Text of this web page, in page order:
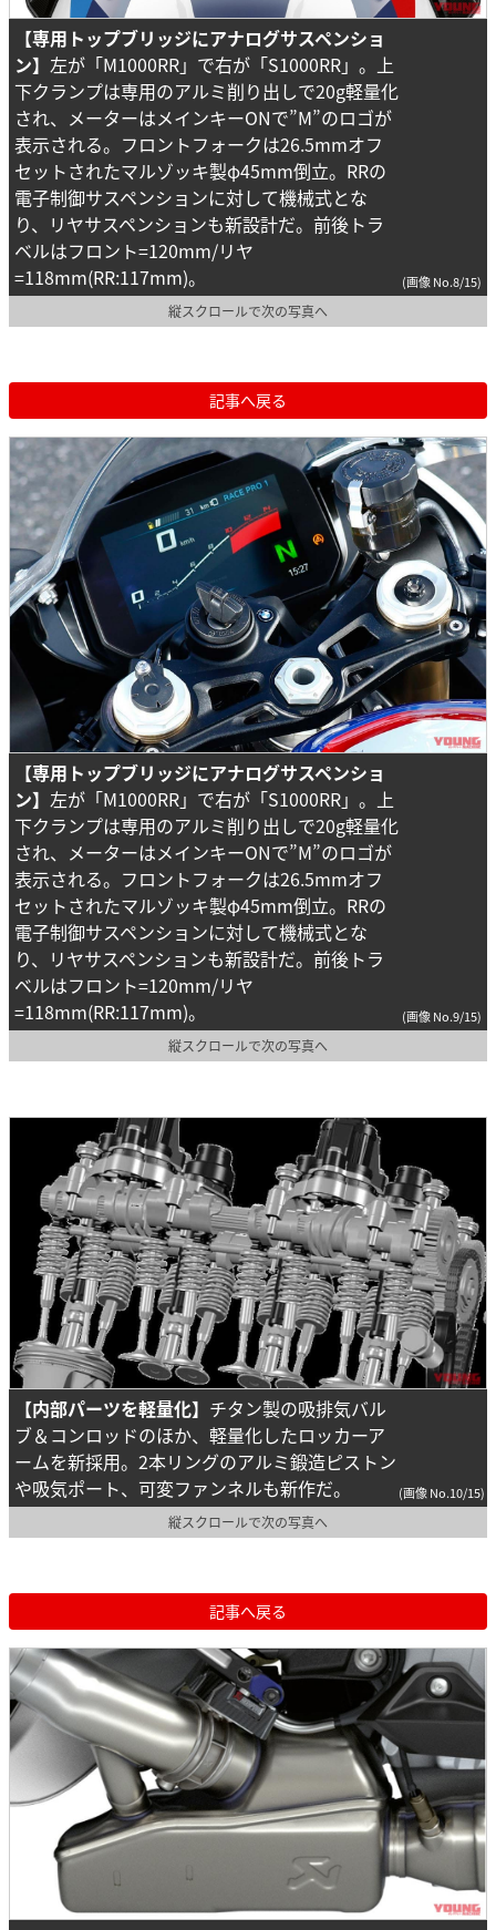
【専用トップブリッジにアナログサスペンショ
ン】 左が「M1000RR」で右が「S1000RR」。上
下クランプは専用のアルミ削り出しで20g軽量化
され、メーターはメインキーONで”M”のロゴが
表示される。フロントフォークは26.5mmオフ
セットされたマルゾッキ製φ45mm倒立。RRの
電子制御サスペンションに対して機械式とな
り、リヤサスペンションも新設計だ。前後トラ
ベルはフロント=120mm/リヤ
=118mm(RR:117mm)。
(画像 No.8/15)
縦スクロールで次の写真へ
記事へ戻る
【専用トップブリッジにアナログサスペンショ
ン】 左が「M1000RR」で右が「S1000RR」。上
下クランプは専用のアルミ削り出しで20g軽量化
され、メーターはメインキーONで”M”のロゴが
表示される。フロントフォークは26.5mmオフ
セットされたマルゾッキ製φ45mm倒立。RRの
電子制御サスペンションに対して機械式とな
り、リヤサスペンションも新設計だ。前後トラ
ベルはフロント=120mm/リヤ
=118mm(RR:117mm)。
(画像 No.9/15)
縦スクロールで次の写真へ
【内部パーツを軽量化】 チタン製の吸排気バル
ブ＆コンロッドのほか、軽量化したロッカーア
ームを新採用。2本リングのアルミ鍛造ピストン
や吸気ポート、可変ファンネルも新作だ。
(画像 No.10/15)
縦スクロールで次の写真へ
記事へ戻る